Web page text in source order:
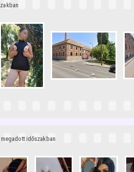
időszakban